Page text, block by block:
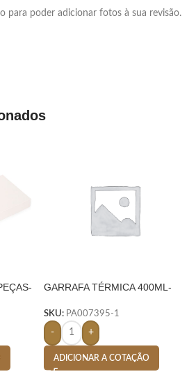
para poder adicionar fotos à sua revisão.
GARRAFA TÉRMICA 400ML-
SKU: PA007395-1
- +
ADICIONAR A COTAÇÃO